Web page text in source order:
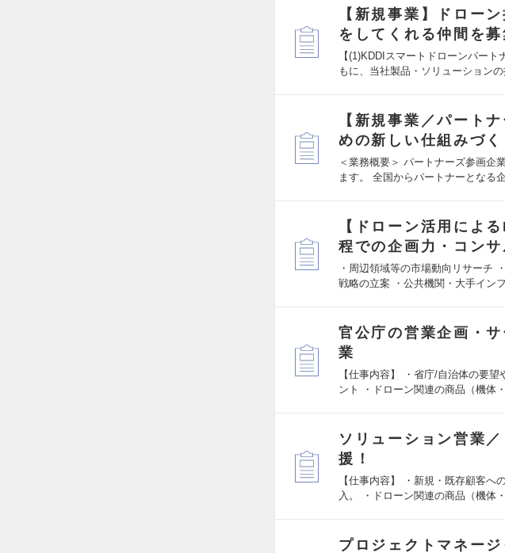
【新規事業】ドロー
をしてくれる仲間を募
【(1)KDDIスマートドローンパー
もに、当社製品・ソリューション
【新規事業／パート
めの新しい仕組みづ
＜業務概要＞ パートナーズ参画企
ます。 全国からパートナーとなる
【ドローン活用によ
程での企画力・コン
・周辺領域等の市場動向リサーチ
戦略の立案 ・公共機関・大手イン
官公庁の営業企画・
業
【仕事内容】 ・省庁/自治体の要
ント ・ドローン関連の商品（機体
ソリューション営業
援！
【仕事内容】 ・新規・既存顧客
入。 ・ドローン関連の商品（機体
プロジェクトマネー